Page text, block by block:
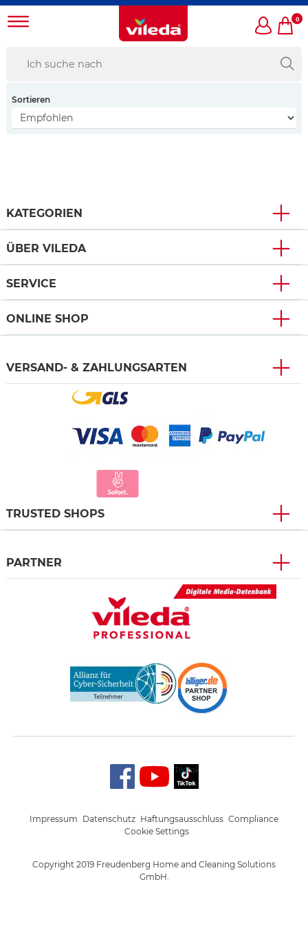
0
Sortieren
KATEGORIEN
ÜBER VILEDA
SERVICE
ONLINE SHOP
VERSAND- & ZAHLUNGSARTEN
TRUSTED SHOPS
PARTNER
Copyright 2019 Freudenberg Home and Cleaning Solutions
GmbH.
Impressum Datenschutz Haftungsausschluss Compliance
Cookie Settings
TikTok